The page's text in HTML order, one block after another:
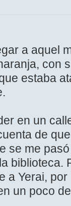
a aquel
con
estaba
en un
de
se me
biblioteca.
a Yerai,
un poco